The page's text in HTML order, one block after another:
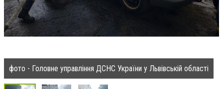
фото - Головне управління ДСНС України у Львівській області